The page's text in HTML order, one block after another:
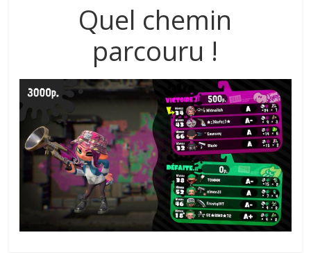
Quel chemin
parcouru !